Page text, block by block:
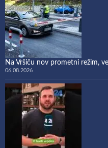
Na Vršiču nov prometni režim,
06.08.2026